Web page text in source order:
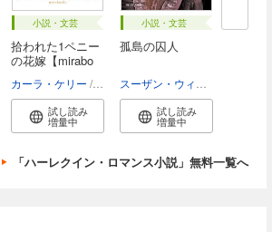
野晶
小説・文芸
拾われた1ペニー
の花嫁【mirabo
カーラ・ケリー 佐野晶
試し読み
増量中
小説・文芸
孤島の囚人
試し読み
増量中
「ハーレクイン・ロマンス小説」無料一覧へ